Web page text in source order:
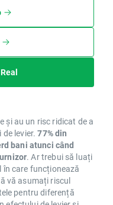
și au un risc ridicat de a
de levier.77% din
bani atunci când
. Ar trebui să luați
în care funcționează
vă asumați riscul
pentru diferență